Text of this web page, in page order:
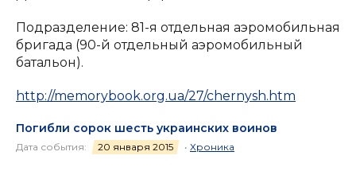
Подразделение: 81-я отдельная аэромобильная
бригада (90-й отдельный аэромобильный
батальон).
http://memorybook.org.ua/27/chernysh.htm
Погибли сорок шесть украинских воинов
Дата события: 20 января 2015 • Хроника